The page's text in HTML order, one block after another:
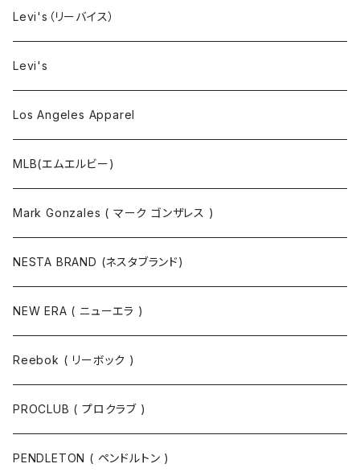
コート
靴下
Levi's（リーバイス）
Levi's
Los Angeles Apparel
MLB(エムエルビー)
Mark Gonzales ( マーク ゴンザレス )
NESTA BRAND (ネスタブランド)
NEW ERA ( ニューエラ )
Reebok ( リーボック )
PROCLUB ( プロクラブ )
PENDLETON ( ペンドルトン )